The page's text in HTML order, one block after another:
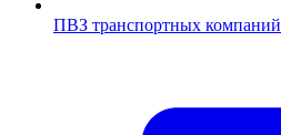
ПВЗ транспортных компаний